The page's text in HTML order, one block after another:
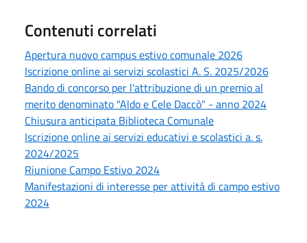
Contenuti correlati
Apertura nuovo campus estivo comunale 2026
Iscrizione online ai servizi scolastici A. S. 2025/2026
Bando di concorso per l'attribuzione di un premio al
merito denominato "Aldo e Cele Daccò" - anno 2024
Chiusura anticipata Biblioteca Comunale
Iscrizione online ai servizi educativi e scolastici a. s.
2024/2025
Riunione Campo Estivo 2024
Manifestazioni di interesse per attività di campo estivo
2024